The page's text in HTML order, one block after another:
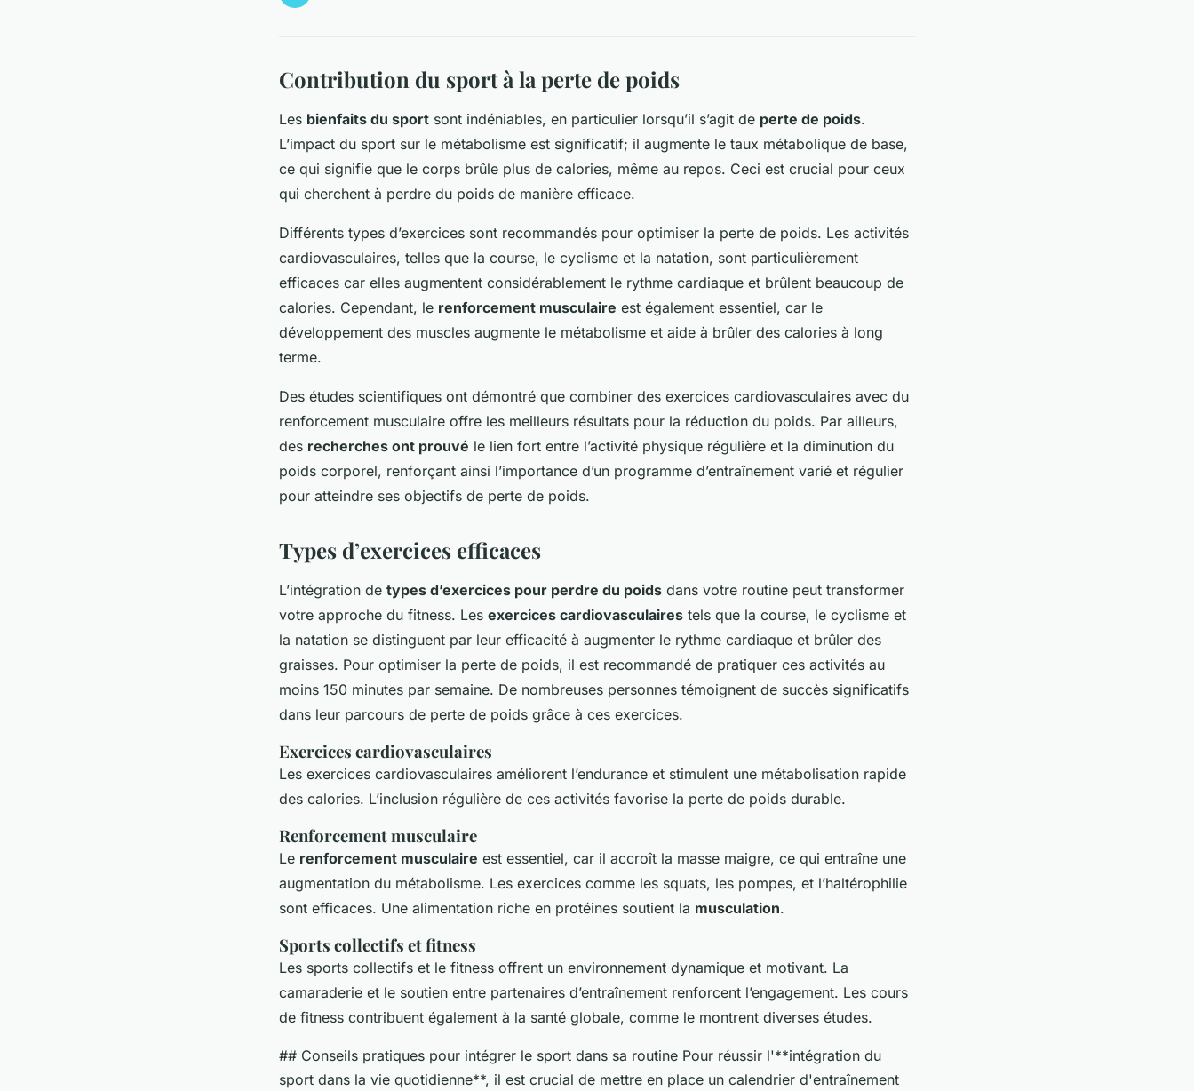
Contribution du sport à la perte de poids
Les bienfaits du sport sont indéniables, en particulier lorsqu’il s’agit de perte de poids.
L’impact du sport sur le métabolisme est significatif; il augmente le taux métabolique de base,
ce qui signifie que le corps brûle plus de calories, même au repos. Ceci est crucial pour ceux
qui cherchent à perdre du poids de manière efficace.
Différents types d’exercices sont recommandés pour optimiser la perte de poids. Les activités
cardiovasculaires, telles que la course, le cyclisme et la natation, sont particulièrement
efficaces car elles augmentent considérablement le rythme cardiaque et brûlent beaucoup de
calories. Cependant, le renforcement musculaire est également essentiel, car le
développement des muscles augmente le métabolisme et aide à brûler des calories à long
terme.
Des études scientifiques ont démontré que combiner des exercices cardiovasculaires avec du
renforcement musculaire offre les meilleurs résultats pour la réduction du poids. Par ailleurs,
des recherches ont prouvé le lien fort entre l’activité physique régulière et la diminution du
poids corporel, renforçant ainsi l’importance d’un programme d’entraînement varié et régulier
pour atteindre ses objectifs de perte de poids.
Types d’exercices efficaces
L’intégration de types d’exercices pour perdre du poids dans votre routine peut transformer
votre approche du fitness. Les exercices cardiovasculaires tels que la course, le cyclisme et
la natation se distinguent par leur efficacité à augmenter le rythme cardiaque et brûler des
graisses. Pour optimiser la perte de poids, il est recommandé de pratiquer ces activités au
moins 150 minutes par semaine. De nombreuses personnes témoignent de succès significatifs
dans leur parcours de perte de poids grâce à ces exercices.
Exercices cardiovasculaires
Les exercices cardiovasculaires améliorent l’endurance et stimulent une métabolisation rapide
des calories. L’inclusion régulière de ces activités favorise la perte de poids durable.
Renforcement musculaire
Le renforcement musculaire est essentiel, car il accroît la masse maigre, ce qui entraîne une
augmentation du métabolisme. Les exercices comme les squats, les pompes, et l’haltérophilie
sont efficaces. Une alimentation riche en protéines soutient la musculation.
Sports collectifs et fitness
Les sports collectifs et le fitness offrent un environnement dynamique et motivant. La
camaraderie et le soutien entre partenaires d’entraînement renforcent l’engagement. Les cours
de fitness contribuent également à la santé globale, comme le montrent diverses études.
## Conseils pratiques pour intégrer le sport dans sa routine Pour réussir l'**intégration du
sport dans la vie quotidienne**, il est crucial de mettre en place un calendrier d'entraînement